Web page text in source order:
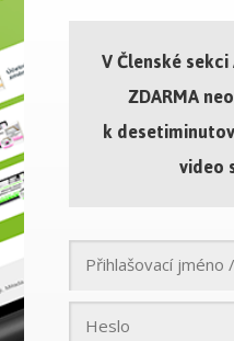
V Členské
ZDARMA
k
video